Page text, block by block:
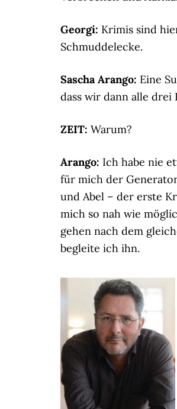
Georgi: Krimis sind
Schmuddelecke.
Sascha Arango: Eine
dass wir dann alle drei
ZEIT: Warum?
Arango: Ich habe nie
für mich der
und Abel – der erste
mich so nah wie
gehen nach dem
begleite ich ihn.